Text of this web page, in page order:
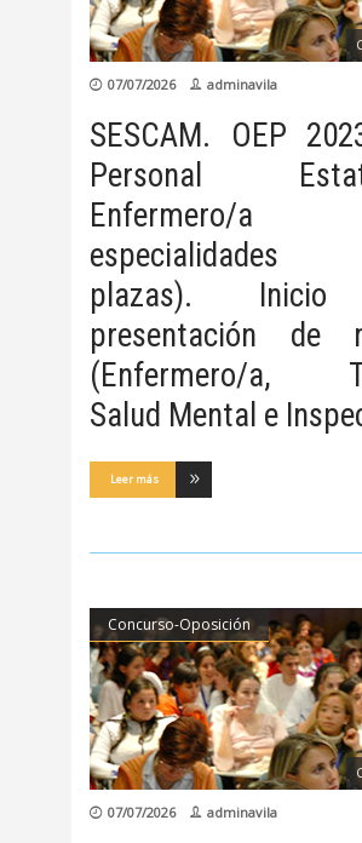
07/07/2026 adminavila
SESCAM. OEP
Personal
especialidades
plazas). Inicio
presentación de
(Enfermero/a,
Salud Mental e
Leer más
Concurso-Oposición
07/07/2026 adminavila